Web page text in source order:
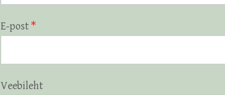
E-post *
Veebileht